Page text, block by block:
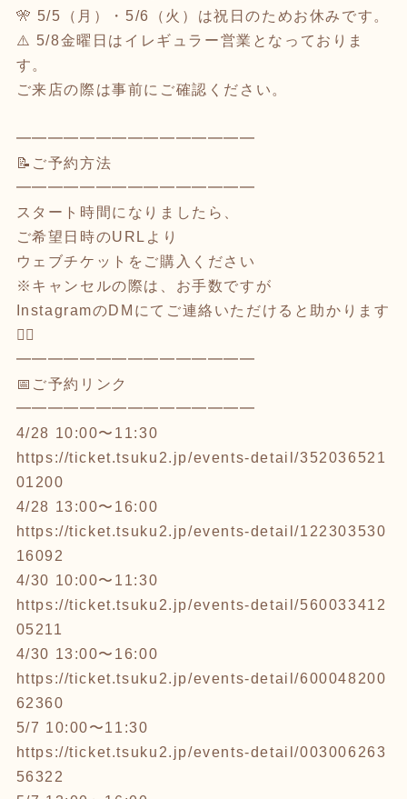
🎌 5/5（月）・5/6（火）は祝日のためお休みです。
⚠️ 5/8金曜日はイレギュラー営業となっておりま
す。
ご来店の際は事前にご確認ください。
━━━━━━━━━━━━━━━
📝ご予約方法
━━━━━━━━━━━━━━━
スタート時間になりましたら、
ご希望日時のURLより
ウェブチケットをご購入ください
※キャンセルの際は、お手数ですが
InstagramのDMにてご連絡いただけると助かります
🙇‍♀️
━━━━━━━━━━━━━━━
📅ご予約リンク
━━━━━━━━━━━━━━━
4/28 10:00〜11:30
https://ticket.tsuku2.jp/events-detail/352036521
01200
4/28 13:00〜16:00
https://ticket.tsuku2.jp/events-detail/122303530
16092
4/30 10:00〜11:30
https://ticket.tsuku2.jp/events-detail/560033412
05211
4/30 13:00〜16:00
https://ticket.tsuku2.jp/events-detail/600048200
62360
5/7 10:00〜11:30
https://ticket.tsuku2.jp/events-detail/003006263
56322